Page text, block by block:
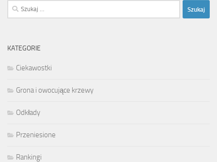
Szukaj:
KATEGORIE
Ciekawostki
Grona i owocujące krzewy
Odkłady
Przeniesione
Rankingi